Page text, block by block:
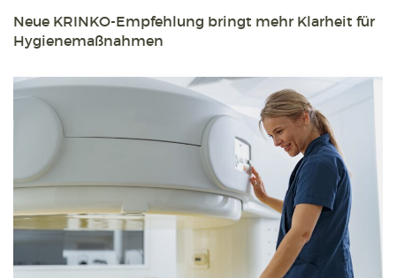
Neue KRINKO-Empfehlung bringt mehr Klarheit für
Hygiene­maßnahmen